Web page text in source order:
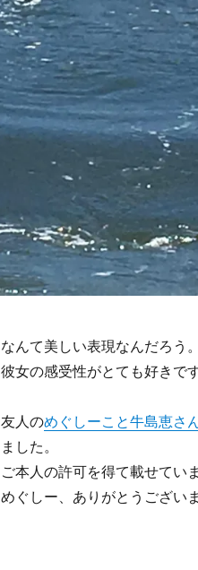
なんて美しい表現なんだろう。
彼女の感受性がとても好きです
友人のめぐしーこと牛島恵さ
ました。
ご本人の許可を得て載せていま
めぐしー、ありがとうございま